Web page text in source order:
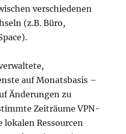
verschiedenen
(z.B. Büro,
auf Monatsbasis –
Änderungen zu
Zeiträume VPN-
lokalen Ressourcen